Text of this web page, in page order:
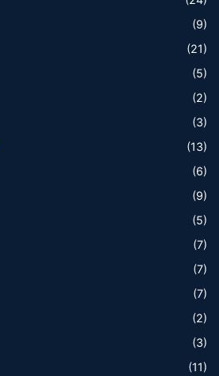
(9)
(21)
(5)
(2)
(3)
(13)
(6)
(9)
(5)
(7)
(7)
(7)
(2)
(3)
(11)